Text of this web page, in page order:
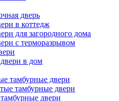
дверь
в коттедж
для загородного дома
с терморазрывом
в дом
тамбурные двери
тамбурные двери
двери